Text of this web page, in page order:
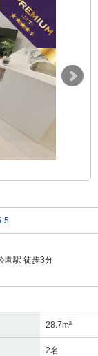
5
園駅 徒歩3分
28.7m²
2名